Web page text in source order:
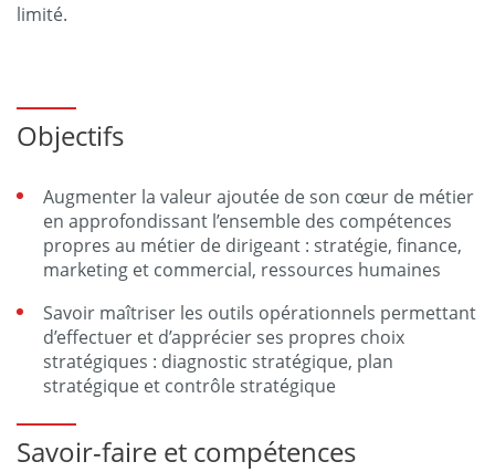
limité.
Objectifs
Augmenter la valeur ajoutée de son cœur de métier
en approfondissant l’ensemble des compétences
propres au métier de dirigeant : stratégie, finance,
marketing et commercial, ressources humaines
Savoir maîtriser les outils opérationnels permettant
d’effectuer et d’apprécier ses propres choix
stratégiques : diagnostic stratégique, plan
stratégique et contrôle stratégique
Savoir-faire et compétences